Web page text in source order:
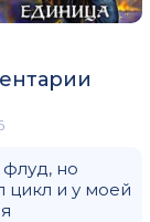
но
цикл и у моей